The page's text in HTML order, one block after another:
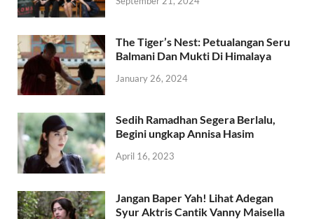
The Tiger’s Nest: Petualangan Seru
Balmani Dan Mukti Di Himalaya
January 26, 2024
Sedih Ramadhan Segera Berlalu,
Begini ungkap Annisa Hasim
April 16, 2023
Jangan Baper Yah! Lihat Adegan
Syur Aktris Cantik Vanny Maisella